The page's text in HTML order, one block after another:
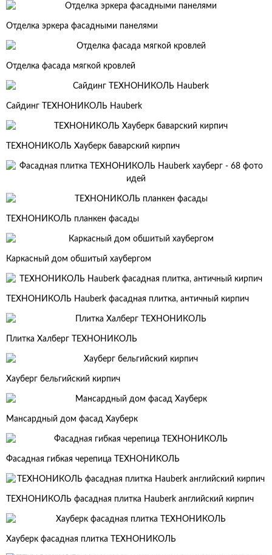
Отделка эркера фасадными панелями
Отделка фасада мягкой кровлей
Сайдинг ТЕХНОНИКОЛЬ Hauberk
ТЕХНОНИКОЛЬ Хауберк баварский кирпич
ТЕХНОНИКОЛЬ планкен фасады
Каркасный дом обшитый хаубергом
ТЕХНОНИКОЛЬ Hauberk фасадная плитка, античный кирпич
Плитка Халберг ТЕХНОНИКОЛЬ
Хауберг бельгийский кирпич
Мансардный дом фасад Хауберк
Фасадная гибкая черепица ТЕХНОНИКОЛЬ
ТЕХНОНИКОЛЬ фасадная плитка Hauberk английский кирпич
Хауберк фасадная плитка ТЕХНОНИКОЛЬ